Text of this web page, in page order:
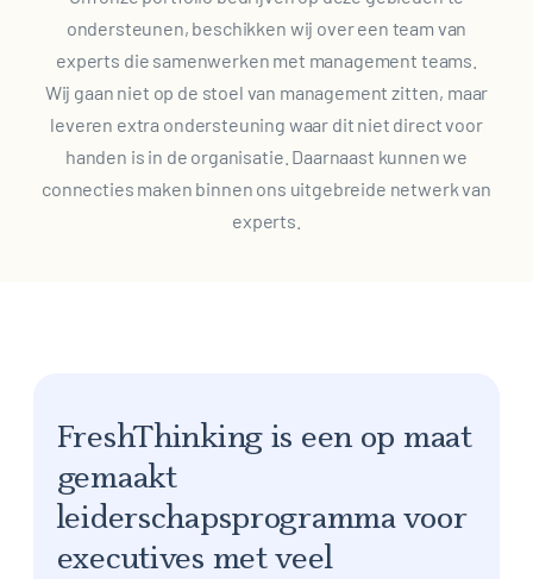
ondersteunen, beschikken wij over een team van
experts die samenwerken met management teams.
Wij gaan niet op de stoel van management zitten, maar
leveren extra ondersteuning waar dit niet direct voor
handen is in de organisatie. Daarnaast kunnen we
connecties maken binnen ons uitgebreide netwerk van
experts.
FreshThinking is een op maat
gemaakt
leiderschapsprogramma voor
executives met veel